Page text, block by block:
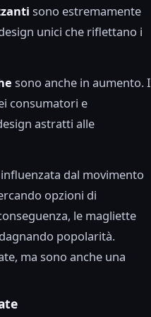
sono estremamente
unici che riflettano i
sono anche in aumento. I
consumatori e
astratti alle
dal movimento
opzioni di
le magliette
popolarità.
ma sono anche una